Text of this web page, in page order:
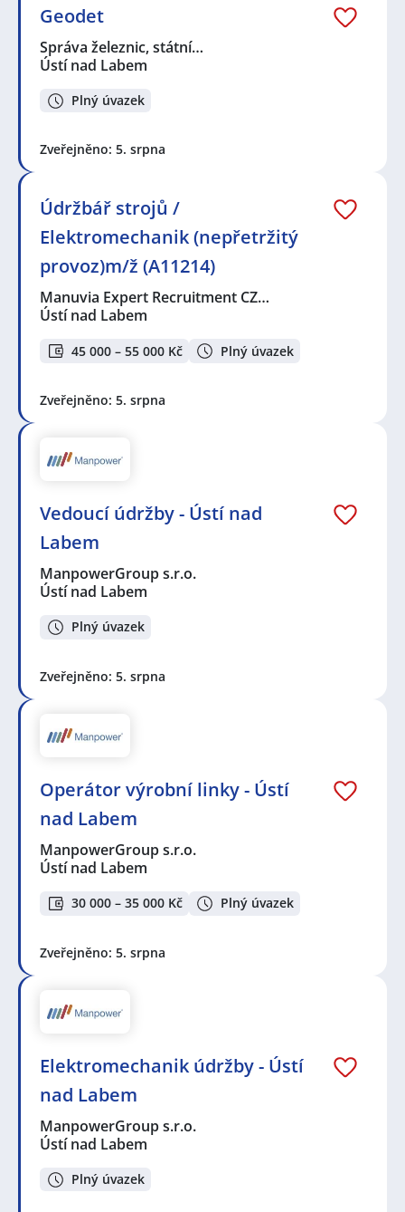
Geodet
Správa železnic, státní…
Ústí nad Labem
Plný úvazek
Zveřejněno: 5. srpna
Údržbář strojů /
Elektromechanik (nepřetržitý
provoz)m/ž (A11214)
Manuvia Expert Recruitment CZ…
Ústí nad Labem
45 000 – 55 000 Kč Plný úvazek
Zveřejněno: 5. srpna
Vedoucí údržby - Ústí nad
Labem
ManpowerGroup s.r.o.
Ústí nad Labem
Plný úvazek
Zveřejněno: 5. srpna
Operátor výrobní linky - Ústí
nad Labem
ManpowerGroup s.r.o.
Ústí nad Labem
30 000 – 35 000 Kč Plný úvazek
Zveřejněno: 5. srpna
Elektromechanik údržby - Ústí
nad Labem
ManpowerGroup s.r.o.
Ústí nad Labem
Plný úvazek